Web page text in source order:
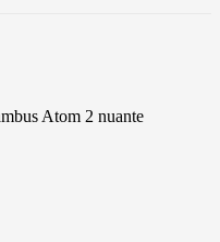
Atom 2 nuante